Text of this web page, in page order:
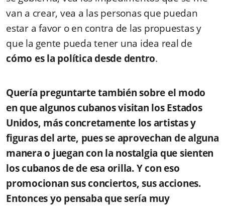
van a crear, vea a las personas que puedan
estar a favor o en contra de las propuestas y
que la gente pueda tener una idea real de
cómo es la política desde dentro.
Quería preguntarte también sobre el modo
en que algunos cubanos visitan los Estados
Unidos, más concretamente los artistas y
figuras del arte, pues se aprovechan de alguna
manera o juegan con la nostalgia que sienten
los cubanos de de esa orilla. Y con eso
promocionan sus conciertos, sus acciones.
Entonces yo pensaba que sería muy